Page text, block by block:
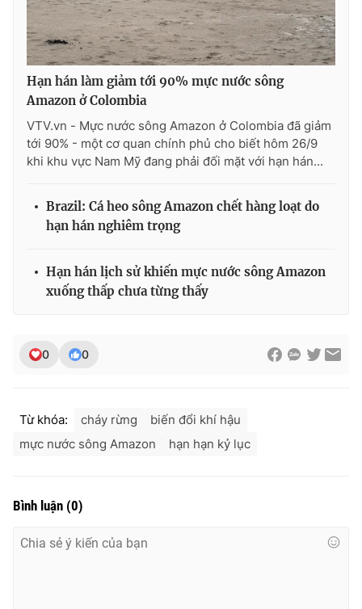
Ðiện thoại Thời báo VTV:024.66 897 897
Email:
toasoan@vtv.vn
Liên hệ quảng cáo: 024-7300.7108
® Cấm sao chép dưới mọi hình thức nếu không có sự chấp
thuận bằng văn bản. Ghi rõ nguồn VTV.vn khi phát hành lại
Hạn hán làm giảm tới 90% mực nước sông
Amazon ở Colombia
VTV.vn - Mực nước sông Amazon ở Colombia đã giảm
tới 90% - một cơ quan chính phủ cho biết hôm 26/9
khi khu vực Nam Mỹ đang phải đối mặt với hạn hán...
Brazil: Cá heo sông Amazon chết hàng loạt do
hạn hán nghiêm trọng
Hạn hán lịch sử khiến mực nước sông Amazon
xuống thấp chưa từng thấy
0 0
Từ khóa: cháy rừng
biến đổi khí hậu
mực nước sông Amazon
hạn hạn kỷ lục
Bình luận (0)